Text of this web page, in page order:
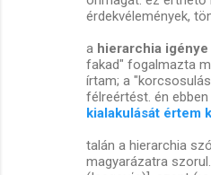
érdekvélemények,
a hierarchia igénye
fakad" fogalmazta
írtam; a
félreértést. én
kialakulását értem
talán a hierarchia
magyarázatra